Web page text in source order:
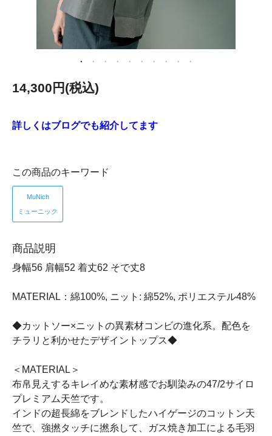
14,300円(税込)
詳しくはブログでも紹介してます
この商品のキーワード
MuNich
ミューニック
商品説明
身幅56 肩幅52 着丈62 そで丈8
MATERIAL：綿100%, ニット: 綿52%, ポリエステル48%
◆カットソー×ニットの異素材コンビの進化系。配色を
チラリと利かせたデザイントップス◆
＜MATERIAL＞
布帛見えするキレイめな素材感でお馴染みの47/2サイロ
プレミアム天竺です。
インドの超長綿をブレンドしたハイゲージのコットン天
竺で、強撚タッチに撚糸して、ガス焼き加工による毛羽